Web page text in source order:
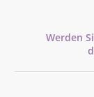
Werden